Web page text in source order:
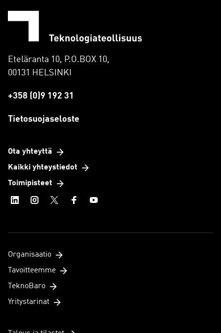
Eteläranta 10, P.O.BOX 10,
00131 HELSINKI
+358 (0)9 192 31
Tietosuojaseloste
Ota yhteyttä
Kaikki yhteystiedot
Toimipisteet
Organisaatio
Tavoitteemme
TeknoBaro
Yritystarinat